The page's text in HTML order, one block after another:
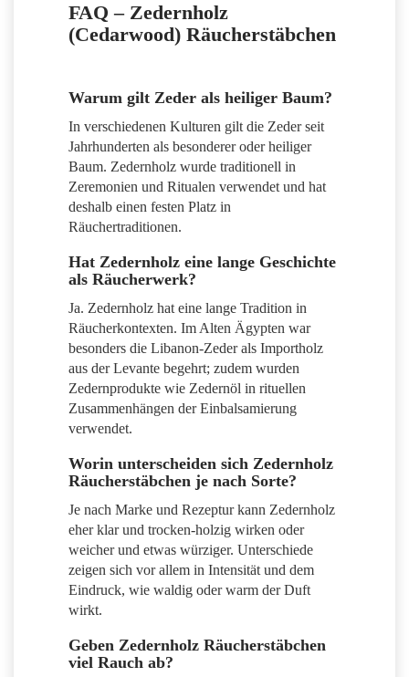
FAQ – Zedernholz
(Cedarwood) Räucherstäbchen
Warum gilt Zeder als heiliger Baum?
In verschiedenen Kulturen gilt die Zeder seit
Jahrhunderten als besonderer oder heiliger
Baum. Zedernholz wurde traditionell in
Zeremonien und Ritualen verwendet und hat
deshalb einen festen Platz in
Räuchertraditionen.
Hat Zedernholz eine lange Geschichte
als Räucherwerk?
Ja. Zedernholz hat eine lange Tradition in
Räucherkontexten. Im Alten Ägypten war
besonders die Libanon-Zeder als Importholz
aus der Levante begehrt; zudem wurden
Zedernprodukte wie Zedernöl in rituellen
Zusammenhängen der Einbalsamierung
verwendet.
Worin unterscheiden sich Zedernholz
Räucherstäbchen je nach Sorte?
Je nach Marke und Rezeptur kann Zedernholz
eher klar und trocken-holzig wirken oder
weicher und etwas würziger. Unterschiede
zeigen sich vor allem in Intensität und dem
Eindruck, wie waldig oder warm der Duft
wirkt.
Geben Zedernholz Räucherstäbchen
viel Rauch ab?